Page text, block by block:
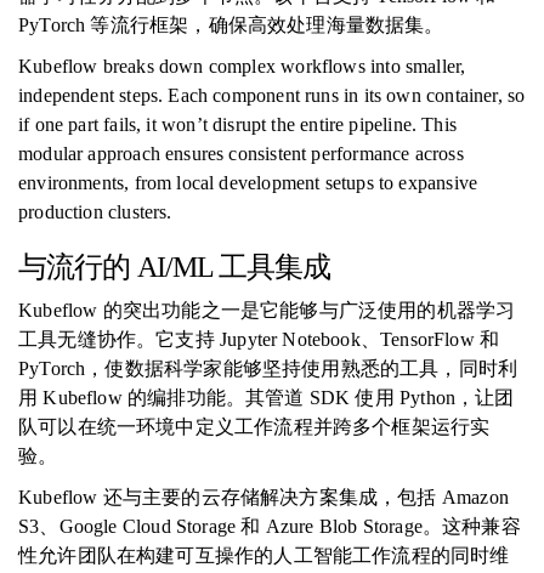
PyTorch 等流行框架，确保高效处理海量数据集。
Kubeflow breaks down complex workflows into smaller,
independent steps. Each component runs in its own container, so
if one part fails, it won’t disrupt the entire pipeline. This
modular approach ensures consistent performance across
environments, from local development setups to expansive
production clusters.
与流行的 AI/ML 工具集成
Kubeflow 的突出功能之一是它能够与广泛使用的机器学习
工具无缝协作。它支持 Jupyter Notebook、TensorFlow 和
PyTorch，使数据科学家能够坚持使用熟悉的工具，同时利
用 Kubeflow 的编排功能。其管道 SDK 使用 Python，让团
队可以在统一环境中定义工作流程并跨多个框架运行实
验。
Kubeflow 还与主要的云存储解决方案集成，包括 Amazon
S3、Google Cloud Storage 和 Azure Blob Storage。这种兼容
性允许团队在构建可互操作的人工智能工作流程的同时维